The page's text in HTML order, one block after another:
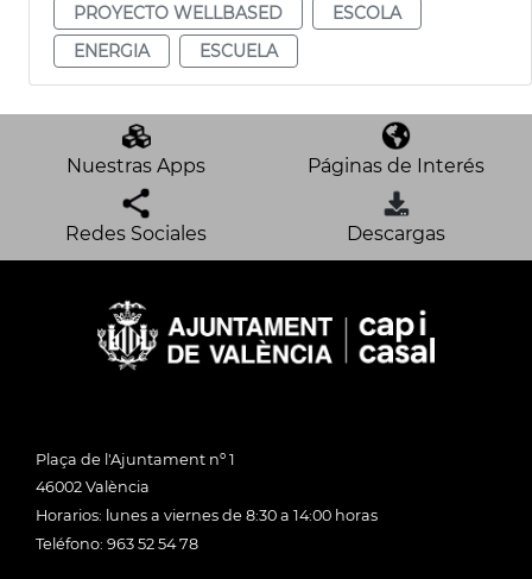
PROYECTO WELLBASED
ESCOLA
ENERGIA
ESCUELA
Nuestras Apps Páginas de Interés
Redes Sociales Descargas
Plaça de l'Ajuntament nº 1
46002 València
Horarios: lunes a viernes de 8:30 a 14:00 horas
Teléfono: 963 52 54 78